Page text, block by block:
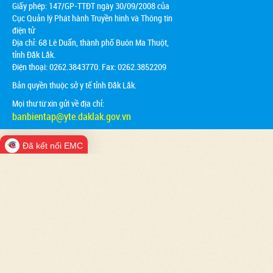
Giấy phép: 147/GP-TTĐT ngày 30/09/2008 của
Cục Quản lý Phát hành Truyền hình và Thông tin
điện tử
Địa chỉ:68 Lê Duẩn, thành phố Buôn Ma Thuột,
tỉnh Đắk Lắk.
Điện thoại: 0262.3843770. Fax: 0262.3852209
Bản quyền thuộc sở y tế tỉnh Đắk Lắk.
Mọi thư từ xin gửi về địa chỉ:
banbientap@yte.daklak.gov.vn
Đã kết nối EMC